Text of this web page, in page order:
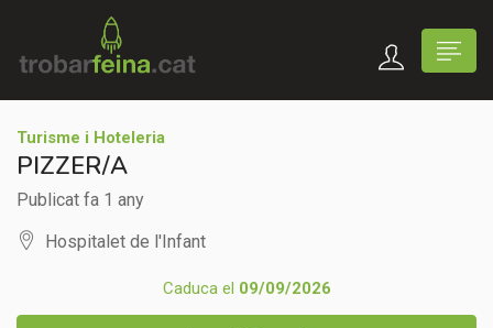
Turisme i Hoteleria
PIZZER/A
Publicat fa 1 any
Hospitalet de l'Infant
Caduca el 09/09/2026